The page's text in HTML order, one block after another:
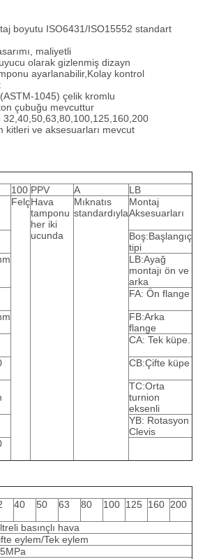
boyutu ISO6431/ISO15552 standart
maliyetli
olarak gizlenmiş dizayn
ayarlanabilir,Kolay kontrol
1045) çelik kromlu
çubuğu mevcuttur
kitleri ve aksesuarları mevcut
100 PPV A
LB
FelçHava
tamponu
her iki
ucunda
Mıknatıs
standardıyla
Montaj
Aksesuarları
Boş:Başlangıç
tipi
LB:Ayağ
montajı ön ve
arka
FA: Ön flange
FB:Arka
flange
CA: Tek küpe.
CB:Çifte küpe
TC:Orta
turnion
eksenli
YB: Rotasyon
Clevis
40 50 63 80 100 125 160 200
basınçlı hava
eylem/Tek eylem